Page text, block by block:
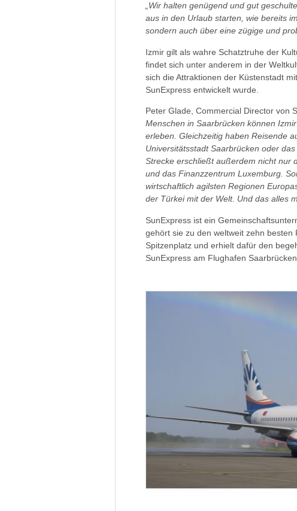
„Wir halten genügend und gut
aus in den Urlaub starten, wie bereits
sondern auch über eine zügige und
Izmir gilt als wahre Schatztruhe der
findet sich unter anderem in der
sich die Attraktionen der Küstenstadt
SunExpress entwickelt wurde.
Peter Glade, Commercial Director von
Menschen in Saarbrücken können
erleben. Gleichzeitig haben Reisende
Universitätsstadt Saarbrücken oder
Strecke erschließt außerdem nicht nur
und das Finanzzentrum Luxemburg.
wirtschaftlich agilsten Regionen
der Türkei mit der Welt. Und das alles
SunExpress ist ein
gehört sie zu den weltweit zehn
Spitzenplatz und erhielt dafür den
SunExpress am Flughafen